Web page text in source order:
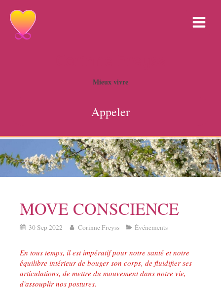
Mieux vivre
Appeler
MOVE CONSCIENCE
30 Sep 2022 Corinne Freyss Événements
En tous temps, il est impératif pour notre santé et notre
équilibre intérieur de bouger son corps, de fluidifier ses
articulations, de mettre du mouvement dans notre vie,
d'assouplir nos postures.